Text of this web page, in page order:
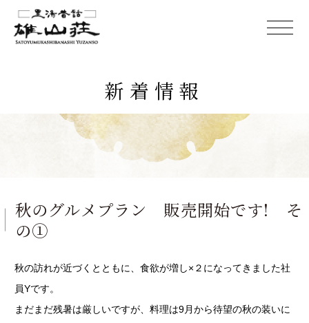
新着情報
秋のグルメプラン 販売開始です! そ
の①
秋の訪れが近づくとともに、食欲が増し×２になってきました社
員Yです。
まだまだ残暑は厳しいですが、料理は9月から待望の秋の装いに